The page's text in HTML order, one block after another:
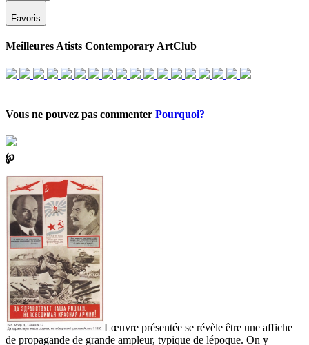
Favoris
Meilleures Atists Contemporary ArtClub
Vous ne pouvez pas commenter Pourquoi?
℘
Lœuvre présentée se révèle être une affiche
de propagande de grande ampleur, typique de lépoque. On y